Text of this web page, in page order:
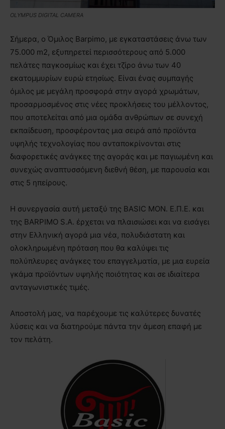
OLYMPUS DIGITAL CAMERA
Σήμερα, ο Όμιλος Barpimo, με εγκαταστάσεις άνω των
75.000 m2, εξυπηρετεί περισσότερους από 5.000
πελάτες παγκοσμίως και έχει τζίρο άνω των 40
εκατομμυρίων ευρώ ετησίως. Είναι ένας συμπαγής
όμιλος με μεγάλη προσφορά στην αγορά χρωμάτων,
προσαρμοσμένος στις νέες προκλήσεις του μέλλοντος,
που αποτελείται από μια ομάδα ανθρώπων σε συνεχή
εκπαίδευση, προσφέροντας μια σειρά από προϊόντα
υψηλής τεχνολογίας που ανταποκρίνονται στις
διαφορετικές ανάγκες της αγοράς και με παγιωμένη και
συνεχώς αναπτυσσόμενη διεθνή θέση, με παρουσία και
στις 5 ηπείρους.
Η συνεργασία αυτή μεταξύ της BASIC MON. E.Π.Ε. και
της BARPIMO S.A. έρχεται να πλαισιώσει και να εισάγει
στην Ελληνική αγορά μια νέα, πολυδιάστατη και
ολοκληρωμένη πρόταση που θα καλύψει τις
πολύπλευρες ανάγκες του επαγγελματία, με μια ευρεία
γκάμα προϊόντων υψηλής ποιότητας και σε ιδιαίτερα
ανταγωνιστικές τιμές.
Αποστολή μας, να παρέχουμε τις καλύτερες δυνατές
λύσεις και να διατηρούμε πάντα την άμεση επαφή με
τον πελάτη.